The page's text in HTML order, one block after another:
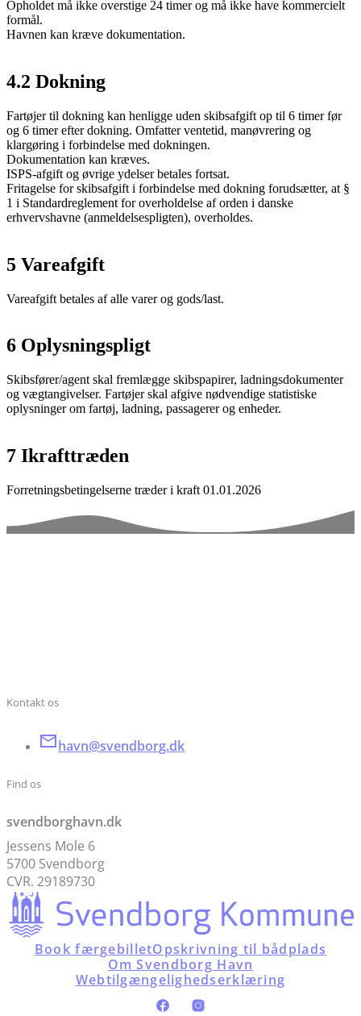
Opholdet må ikke overstige 24 timer og må ikke have kommercielt
formål.
Havnen kan kræve dokumentation.
4.2 Dokning
Fartøjer til dokning kan henligge uden skibsafgift op til 6 timer før
og 6 timer efter dokning. Omfatter ventetid, manøvrering og
klargøring i forbindelse med dokningen.
Dokumentation kan kræves.
ISPS-afgift og øvrige ydelser betales fortsat.
Fritagelse for skibsafgift i forbindelse med dokning forudsætter, at §
1 i Standardreglement for overholdelse af orden i danske
erhvervshavne (anmeldelsespligten), overholdes.
5 Vareafgift
Vareafgift betales af alle varer og gods/last.
6 Oplysningspligt
Skibsfører/agent skal fremlægge skibspapirer, ladningsdokumenter
og vægtangivelser. Fartøjer skal afgive nødvendige statistiske
oplysninger om fartøj, ladning, passagerer og enheder.
7 Ikrafttræden
Forretningsbetingelserne træder i kraft 01.01.2026
Kontakt os
havn@svendborg.dk
Find os
svendborghavn.dk
Jessens Mole 6
5700 Svendborg
CVR. 29189730
Book færgebilletOpskrivning til bådplads
Om Svendborg Havn
Webtilgængelighedserklæring